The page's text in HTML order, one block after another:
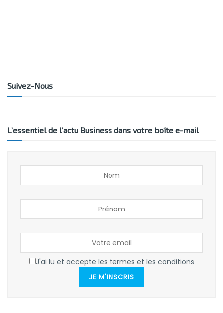
Suivez-Nous
L’essentiel de l’actu Business dans votre boîte e-mail
J'ai lu et accepte les termes et les conditions
JE M'INSCRIS